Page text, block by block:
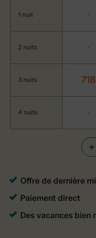
1 nuit -
2 nuits -
3 nuits 718
4 nuits -